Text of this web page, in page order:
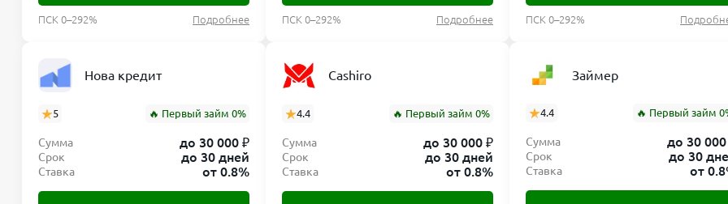
Важно: чем меньше срок просрочки, тем меньше дополнительных расходов. Не затягивайте с решением
возникновении финансовых трудностей лучше сразу связаться по телефону горячей линии и объяснить
задолженности).
Оплата займа и перевод средств
После одобрения заявки деньги по займу переводятся на вашу карту или указанный счет практически
ЗаймиРуб работает с большинством российских банков, поэтому вы получите средства уже через несколько
оформления.
ПСК 0–292% Подробнее ПСК 0–292% Подробнее ПСК 0–292%
Нова кредит
5 🔥 Первый займ 0%
Сумма до 30 000 ₽
Срок до 30 дней
Ставка от 0.8%
Cashiro
4.4 🔥 Первый займ 0%
Сумма до 30 000 ₽
Срок до 30 дней
Ставка от 0.8%
Займер
4.4 🔥 Первый займ
Сумма до 30
Срок до 30
Ставка от